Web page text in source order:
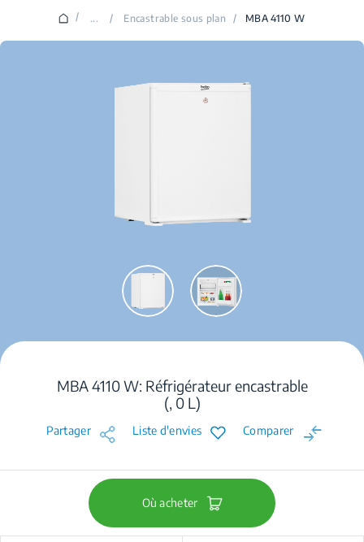
/ ... / Encastrable sous plan / MBA 4110 W
MBA 4110 W: Réfrigérateur encastrable
(, 0 L)
Partager Liste d'envies Comparer
Où acheter